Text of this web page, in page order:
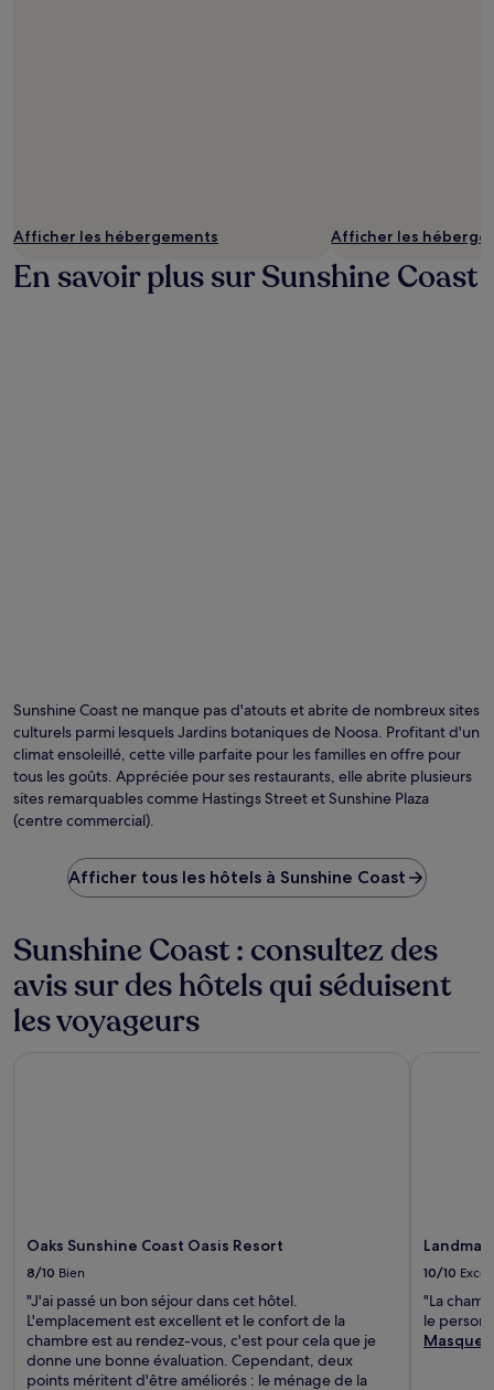
Afficher les hébergements Afficher les
En savoir plus sur Sunshine Coast
Sunshine Coast ne manque pas d'atouts et abrite de nombreux sites
culturels parmi lesquels Jardins botaniques de Noosa. Profitant d'un
climat ensoleillé, cette ville parfaite pour les familles en offre pour
tous les goûts. Appréciée pour ses restaurants, elle abrite plusieurs
sites remarquables comme Hastings Street et Sunshine Plaza
(centre commercial).
Afficher tous les hôtels à Sunshine Coast
Sunshine Coast : consultez des
avis sur des hôtels qui séduisent
les voyageurs
Oaks Sunshine Coast Oasis Resort
8/10 Bien
"J'ai passé un bon séjour dans cet hôtel.
L'emplacement est excellent et le confort de la
chambre est au rendez-vous, c'est pour cela que je
donne une bonne évaluation. Cependant, deux
points méritent d'être améliorés : le ménage de la
10/10
"La
le
Masquer